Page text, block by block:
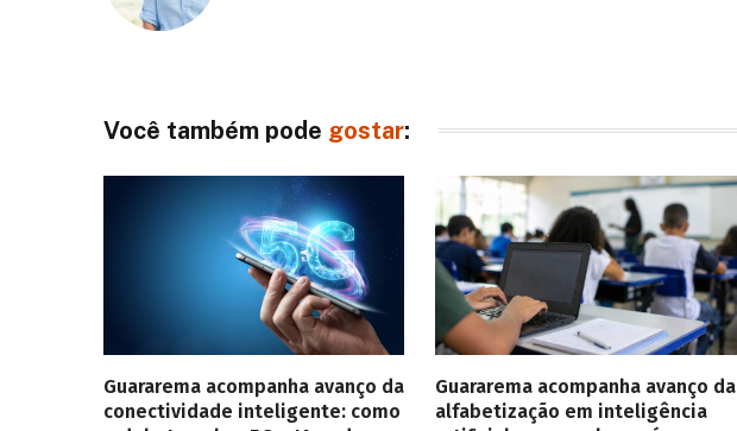
Você também pode gostar:
Guararema acompanha avanço da
conectividade inteligente: como
Guararema acompanha avanço da
alfabetização em inteligência